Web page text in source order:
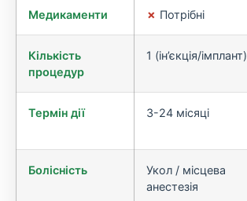
Медикаменти ✗ Потрібні
Кількість
процедур
1 (ін’єкція/імплант)
Термін дії 3-24 місяці
Болісність
Укол / місцева
анестезія